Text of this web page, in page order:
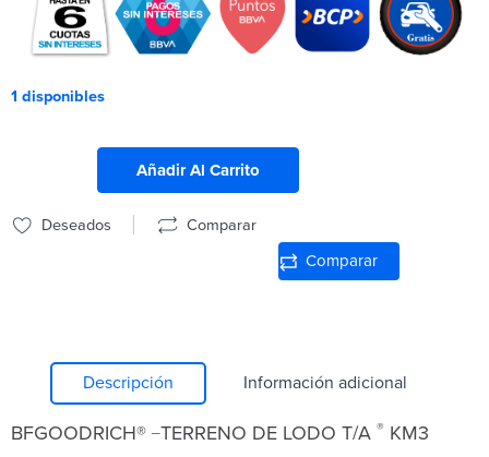
1 disponibles
Añadir Al Carrito
Deseados Comparar
Comparar
Descripción Información adicional
BFGOODRICH® TERRENO DE LODO T/A ® KM3